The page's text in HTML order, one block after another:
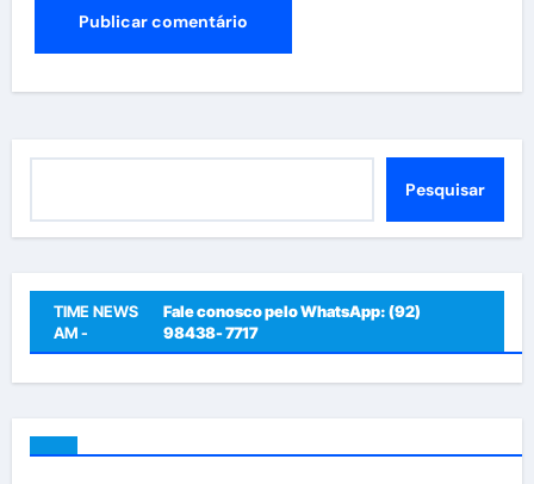
Pesquisar
TIME NEWS
AM -
Fale conosco pelo WhatsApp: (92)
98438- 7717